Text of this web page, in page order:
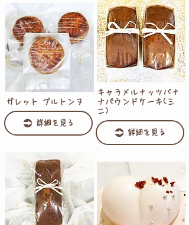
ガレット ブルトンヌ
詳細を見る
キャラメルナッツバナ
ナパウンドケーキ(ミ
ニ)
詳細を見る